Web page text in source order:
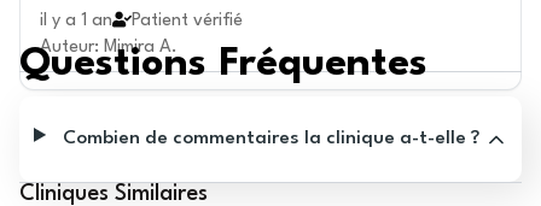
il y a 1 an
Patient vérifié
Auteur: Mimira A.
Questions Fréquentes
Combien de commentaires la clinique a-t-elle ?
Cliniques Similaires